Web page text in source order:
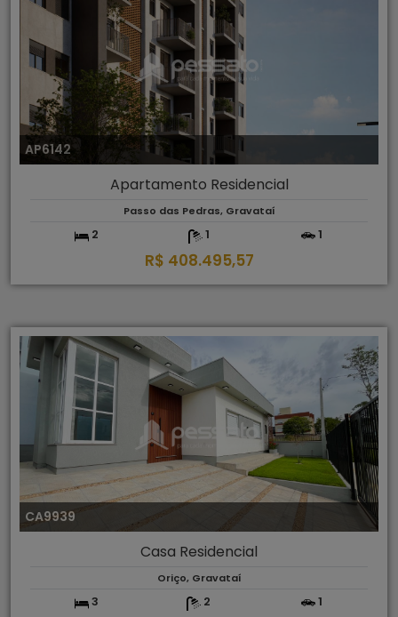
AP6142
Apartamento Residencial
Passo das Pedras, Gravataí
2 1 1
R$ 408.495,57
CA9939
Casa Residencial
Oriço, Gravataí
3 2 1